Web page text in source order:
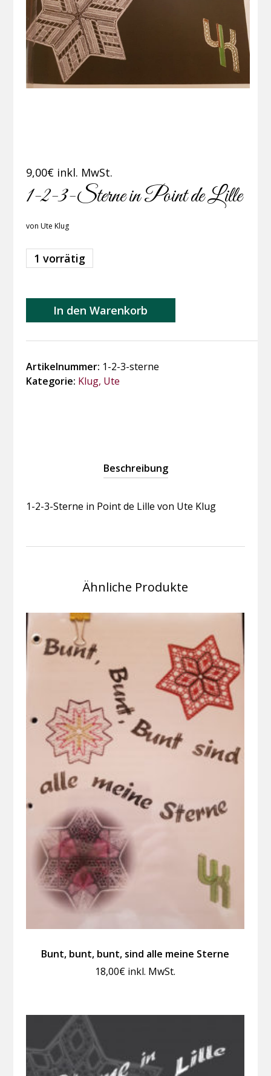
9,00€ inkl. MwSt.
1-2-3-Sterne in Point de Lille
von Ute Klug
1 vorrätig
2-
in
Point
In den Warenkorb
Artikelnummer: 1-2-3-sterne
Kategorie: Klug, Ute
Beschreibung
1-2-3-Sterne in Point de Lille von Ute Klug
Ähnliche Produkte
Bunt, bunt, bunt, sind alle meine Sterne
18,00€ inkl. MwSt.